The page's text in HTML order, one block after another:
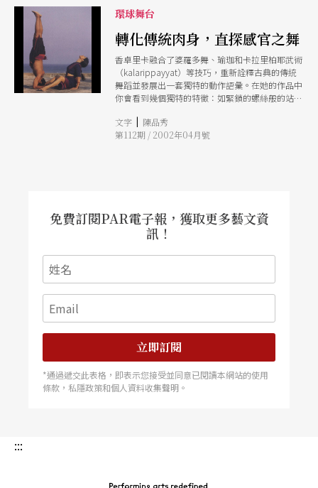
環球舞台
轉化傳統肉身，直探感官之舞
香卓里卡融合了婆羅多舞、瑜珈和卡拉里柏耶武術
（kalarippayyat）等技巧，重新詮釋古典的傳統
舞蹈並發展出一套獨特的動作語彙。在她的作品中
你會看到幾個獨特的特徵：如緊鎖的螺絲般的站
者親密的姿勢。而也正是最後這一項特徵，讓香卓
里卡的作品遭人議論。
文字 | 陳品秀
第112期 / 2002年04月號
免費訂閱PAR電子報，獲取更多藝文資
訊！
立即訂閱
*通過遞交此表格，即表示您接受並同意已閱讀本網站的使用
條款，私隱政策和個人資料收集聲明。
:::